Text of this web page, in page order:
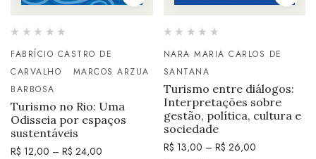
FABRÍCIO CASTRO DE
CARVALHO
MARCOS ARZUA
BARBOSA
Turismo no Rio: Uma
Odisseia por espaços
sustentáveis
R$ 12,00 – R$ 24,00
NARA MARIA CARLOS DE
SANTANA
Turismo entre diálogos:
Interpretações sobre
gestão, política, cultura e
sociedade
R$ 13,00 – R$ 26,00